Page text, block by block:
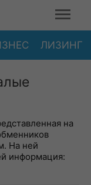
ЛИЗИНГ
на
На ней
информация: